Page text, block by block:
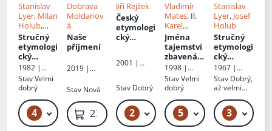
Stanislav
Lyer, Milan
Holub,
Josef
Holub
Stručný
etymologi
cký
slovník
jazyka
českého
zvláštním
zřetelem
k slovům
1982 |
Státní
pedagogick
nakladatels
tví
StavVelmi
dobrý
4 49 Kč – 59 Kč
Dobrava
Moldanov
á
Naše
příjmení
2019 |
tví Pankrác
s.r.o.
Stav Nová
239 Kč
Jiří Rejžek
Český
etymologi
cký
2001 |
Stav Dobrý
2 389 Kč – 419 Kč
Vladimír
Mates, Il.
Karel
Otakar
Čech
Jména
tajemství
zbavená:
malá
domácí
encyklop
edie 250
nejčastějš
ích
příjmení -
1998 |
Knižní klub
StavVelmi
dobrý
5 49 Kč – 59 Kč
Stanislav
Lyer, Josef
Holub
Stručný
etymologi
cký
slovník
jazyka
českého:
zvláštním
zřetelem
k slovům
1967 |
Státní
pedagogick
nakladatels
tví
Stav Dobrý,
až velmi
dobrý,
popsaný/po
kreslený
titulní list
3